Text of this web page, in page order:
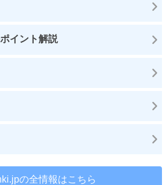
イント解説
の全情報はこちら